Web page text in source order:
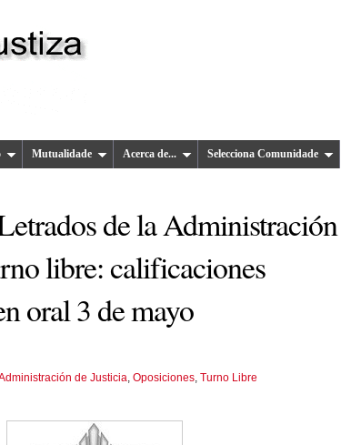
Mutualidade Acerca de... Selecciona Comunidade
de la Administración
libre: calificaciones
oral 3 de mayo
de Justicia Oposiciones Turno Libre